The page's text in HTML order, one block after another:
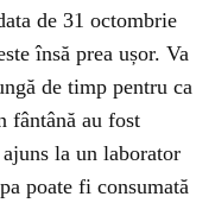
de 31 octombrie
însă prea ușor. Va
de timp pentru ca
fântână au fost
la un laborator
poate fi consumată